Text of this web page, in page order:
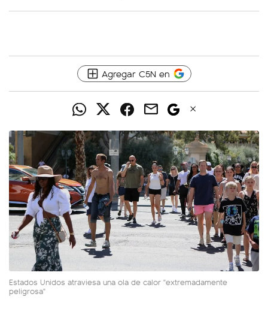
Agregar C5N en
Estados Unidos atraviesa una ola de calor "extremadamente
peligrosa"